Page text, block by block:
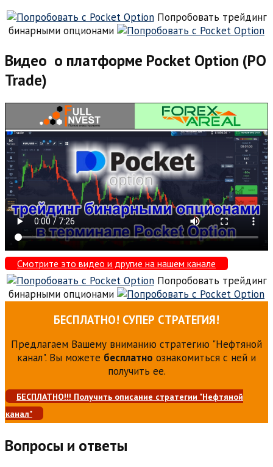
Попробовать трейдинг
бинарными опционами
Видео о платформе Pocket Option (PO
Trade)
Смотрите это видео и другие на нашем канале
Попробовать трейдинг
бинарными опционами
БЕСПЛАТНО! СУПЕР СТРАТЕГИЯ!
Предлагаем Вашему вниманию стратегию "Нефтяной
канал". Вы можете бесплатно ознакомиться с ней и
получить ее.
БЕСПЛАТНО!!! Получить описание стратегии "Нефтяной
канал"
Вопросы и ответы